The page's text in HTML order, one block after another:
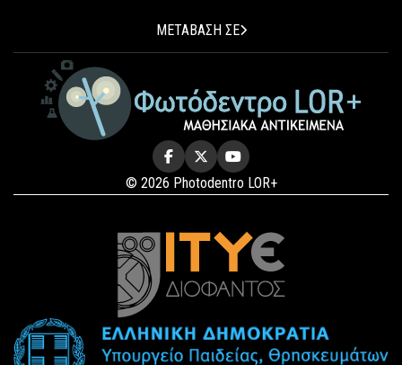
ΜΕΤΑΒΑΣΗ ΣΕ
© 2026 Photodentro LOR+